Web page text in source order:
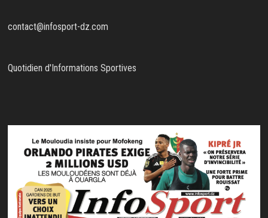
contact@infosport-dz.com
Quotidien d'Informations Sportives